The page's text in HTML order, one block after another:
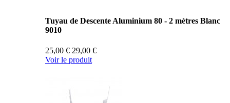
Tuyau de Descente Aluminium 80 - 2 mètres Blanc
9010
25,00 € 29,00 €
Voir le produit